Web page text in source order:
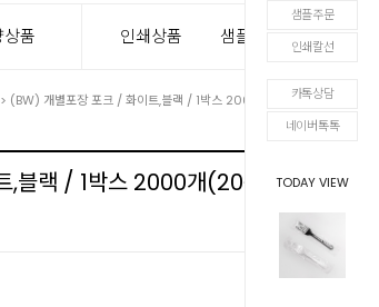
샘플주문
인쇄칼선
카톡상담
네이버톡톡
TODAY VIEW
품 인쇄상품 샘플주문
> (BW) 개별포장 포크 / 화이트,블랙 / 1박스 2000개(20봉)
블랙 / 1박스 2000개(20봉)